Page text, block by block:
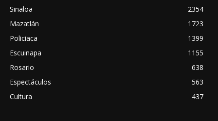
Sinaloa
2354
Mazatlán
1723
Policiaca
1399
Escuinapa
1155
Rosario
638
Espectáculos
563
Cultura
437